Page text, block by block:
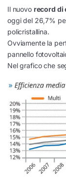
Il nuovo record di
oggi del 26,7%
policristallina.
Ovviamente la
pannello
Nel grafico che